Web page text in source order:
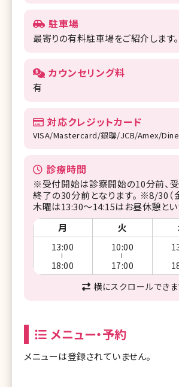
駐車場
最寄りの有料駐車場をご紹介します。
カウンセリング料
有
対応クレジットカード
VISA/Mastercard/銀聯/JCB/Amex/
診療時間
※受付開始は診察開始の10分前、
終了の30分前となります。 ※8/30（金
木曜は13:30〜14:15はお昼休憩とい
月
火
13:00
18:00
10:00
17:00
横にスクロールでき
メニュー・予約
メニューは登録されていません。